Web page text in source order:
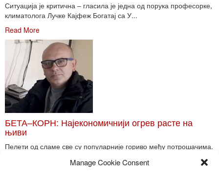
Manage Cookie Consent
Ситуација је критична – гласила је једна од порука професорке,
климатолога Лучке Кајфеж Богатај са У...
Read More
БЕТА–КОРН: Најекономичнији огрев расте на
њиви
Пелети од сламе све су популарније гориво међу потрошачима.